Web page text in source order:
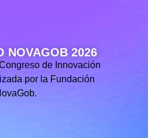
NOVAGOB 2026
de Innovación
por la Fundación